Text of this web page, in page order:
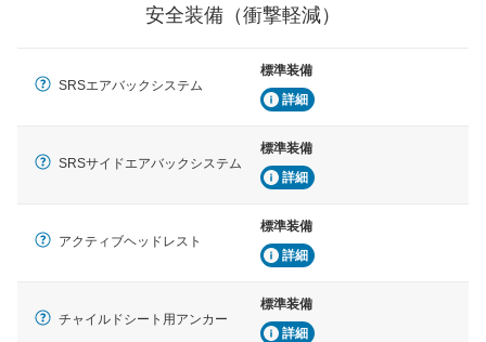
安全装備（衝撃軽減）
SRSエアバックシステム
標準装備
詳細
SRSサイドエアバックシステム
標準装備
詳細
アクティブヘッドレスト
標準装備
詳細
チャイルドシート用アンカー
標準装備
詳細